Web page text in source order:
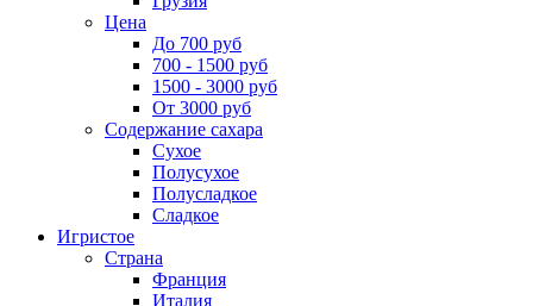
Цена
До 700 руб
700 - 1500 руб
1500 - 3000 руб
От 3000 руб
Содержание сахара
Сухое
Полусухое
Полусладкое
Сладкое
Игристое
Страна
Франция
Италия